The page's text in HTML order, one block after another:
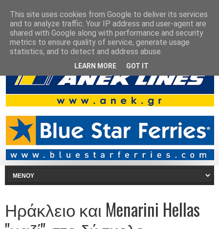
Ηράκλειο και Menarini Hellas
This site uses cookies from Google to deliver its services
and to analyze traffic. Your IP address and user-agent are
shared with Google along with performance and security
metrics to ensure quality of service, generate usage
statistics, and to detect and address abuse.
LEARN MORE GOT IT